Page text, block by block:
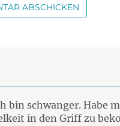
schwanger. Habe
in den Griff zu